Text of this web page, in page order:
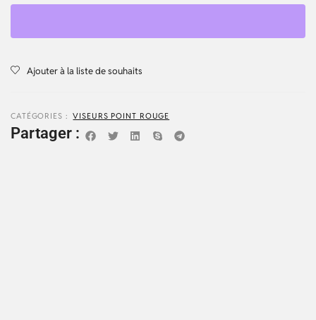
Ajouter à la liste de souhaits
CATÉGORIES : VISEURS POINT ROUGE
Partager :